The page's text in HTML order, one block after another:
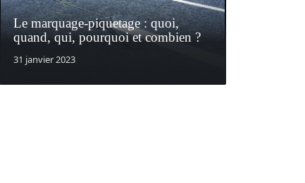
Le marquage-piquetage : quoi,
quand, qui, pourquoi et combien ?
31 janvier 2023